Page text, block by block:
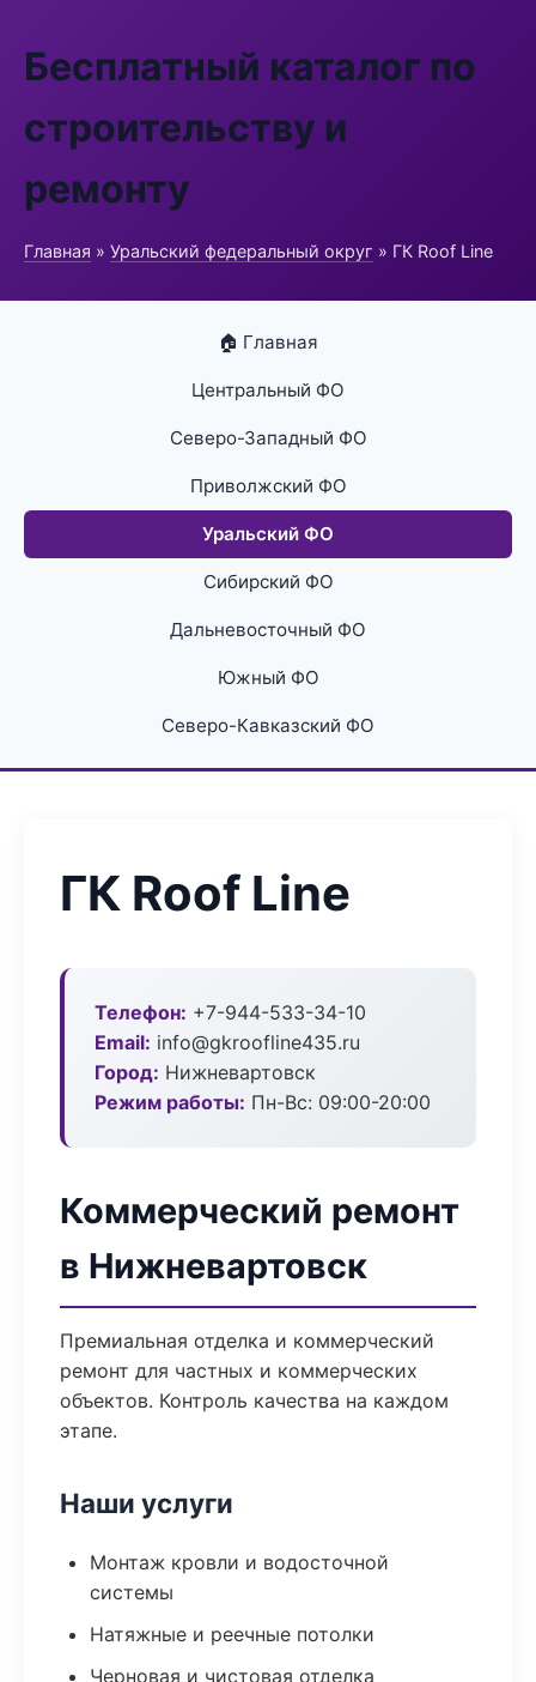
Бесплатный каталог по
строительству и
ремонту
Главная » Уральский федеральный округ » ГК Roof Line
🏠 Главная
Центральный ФО
Северо-Западный ФО
Приволжский ФО
Уральский ФО
Сибирский ФО
Дальневосточный ФО
Южный ФО
Северо-Кавказский ФО
ГК Roof Line
Телефон: +7-944-533-34-10
Email: info@gkroofline435.ru
Город: Нижневартовск
Режим работы: Пн-Вс: 09:00-20:00
Коммерческий ремонт
в Нижневартовск
Премиальная отделка и коммерческий
ремонт для частных и коммерческих
объектов. Контроль качества на каждом
этапе.
Наши услуги
Монтаж кровли и водосточной
системы
Натяжные и реечные потолки
Черновая и чистовая отделка